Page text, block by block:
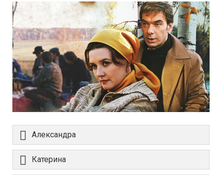
Александра
Катерина